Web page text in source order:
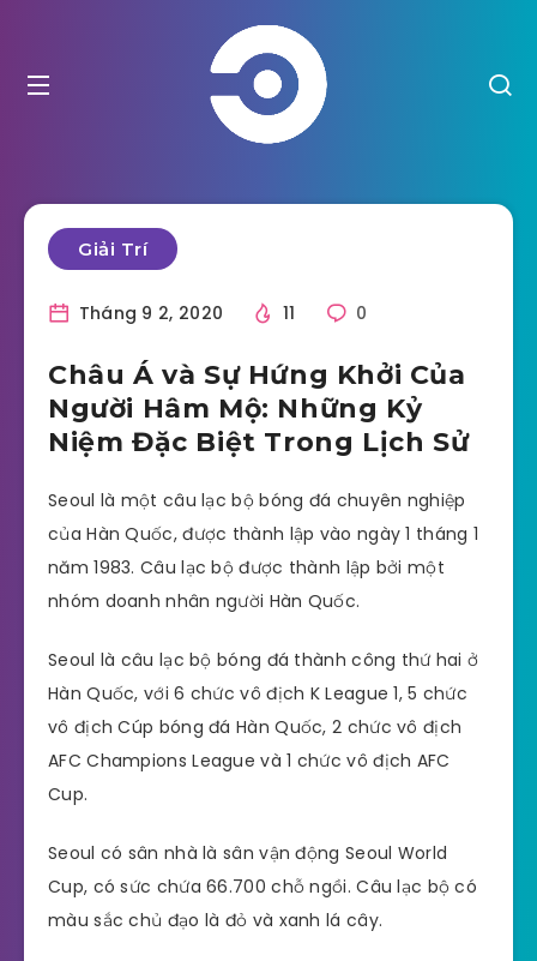
Giải Trí
Tháng 9 2, 2020 11 0
Châu Á và Sự Hứng Khởi Của
Người Hâm Mộ: Những Kỷ
Niệm Đặc Biệt Trong Lịch Sử
Seoul là một câu lạc bộ bóng đá chuyên nghiệp
của Hàn Quốc, được thành lập vào ngày 1 tháng 1
năm 1983. Câu lạc bộ được thành lập bởi một
nhóm doanh nhân người Hàn Quốc.
Seoul là câu lạc bộ bóng đá thành công thứ hai ở
Hàn Quốc, với 6 chức vô địch K League 1, 5 chức
vô địch Cúp bóng đá Hàn Quốc, 2 chức vô địch
AFC Champions League và 1 chức vô địch AFC
Cup.
Seoul có sân nhà là sân vận động Seoul World
Cup, có sức chứa 66.700 chỗ ngồi. Câu lạc bộ có
màu sắc chủ đạo là đỏ và xanh lá cây.